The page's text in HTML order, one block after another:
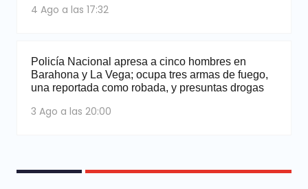
4 Ago a las 17:32
Policía Nacional apresa a cinco hombres en
Barahona y La Vega; ocupa tres armas de fuego,
una reportada como robada, y presuntas drogas
3 Ago a las 20:00